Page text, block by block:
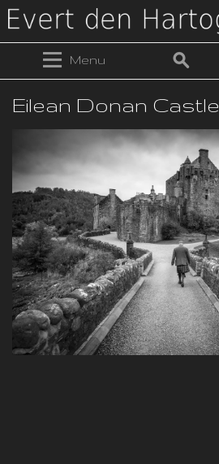
Menu
Eilean Donan Castle